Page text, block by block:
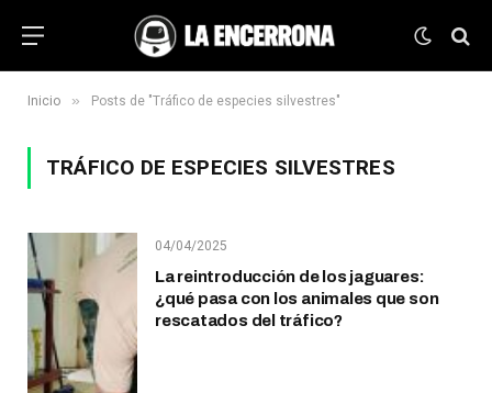
Inicio » Posts de "Tráfico de especies silvestres"
TRÁFICO DE ESPECIES SILVESTRES
04/04/2025
La reintroducción de los jaguares:
¿qué pasa con los animales que son
rescatados del tráfico?